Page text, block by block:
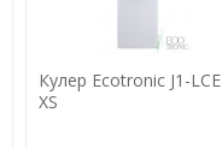
Кулер Ecotronic J1-LCE
XS